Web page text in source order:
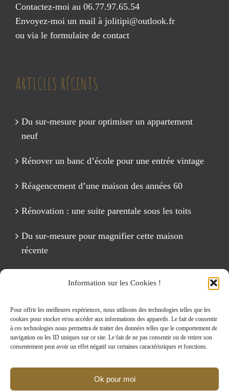
Information sur les Cookies !
Pour offrir les meilleures expériences, nous utilisons des technologies telles que les
cookies pour stocker et/ou accéder aux informations des appareils. Le fait de consentir
à ces technologies nous permettra de traiter des données telles que le comportement de
navigation ou les ID uniques sur ce site. Le fait de ne pas consentir ou de retirer son
consentement peut avoir un effet négatif sur certaines caractéristiques et fonctions.
Ok pour moi
Contactez-moi au 06.77.97.65.54
Envoyez-moi un mail à jolitipi@outlook.fr
ou via le formulaire de contact
ARTICLES RÉCENTS
Du sur-mesure pour optimiser un appartement
neuf
Rénover un banc d’école pour une entrée vintage
Réagencement d’une maison des années 60
Rénovation : une suite parentale sous les toits
Du sur-mesure pour magnifier cette maison
récente
Rechercher: